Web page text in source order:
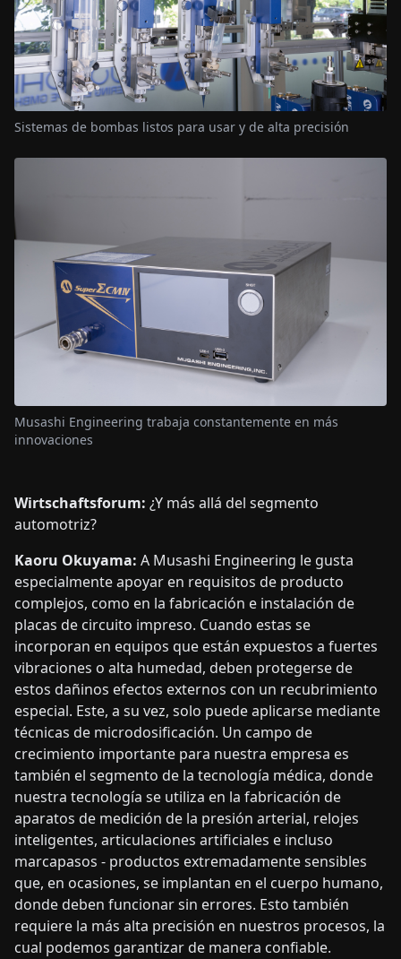
Sistemas de bombas listos para usar y de alta precisión
Musashi Engineering trabaja constantemente en más
innovaciones
Wirtschaftsforum: ¿Y más allá del segmento
automotriz?
Kaoru Okuyama: A Musashi Engineering le gusta
especialmente apoyar en requisitos de producto
complejos, como en la fabricación e instalación de
placas de circuito impreso. Cuando estas se
incorporan en equipos que están expuestos a fuertes
vibraciones o alta humedad, deben protegerse de
estos dañinos efectos externos con un recubrimiento
especial. Este, a su vez, solo puede aplicarse mediante
técnicas de microdosificación. Un campo de
crecimiento importante para nuestra empresa es
también el segmento de la tecnología médica, donde
nuestra tecnología se utiliza en la fabricación de
aparatos de medición de la presión arterial, relojes
inteligentes, articulaciones artificiales e incluso
marcapasos - productos extremadamente sensibles
que, en ocasiones, se implantan en el cuerpo humano,
donde deben funcionar sin errores. Esto también
requiere la más alta precisión en nuestros procesos, la
cual podemos garantizar de manera confiable.